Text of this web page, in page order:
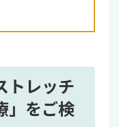
トレッチ
」をご検